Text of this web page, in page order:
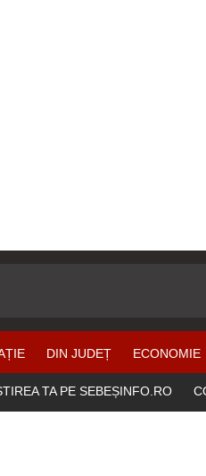
DIN JUDEȚ ECONOMIE
TA PE SEBEȘINFO.RO